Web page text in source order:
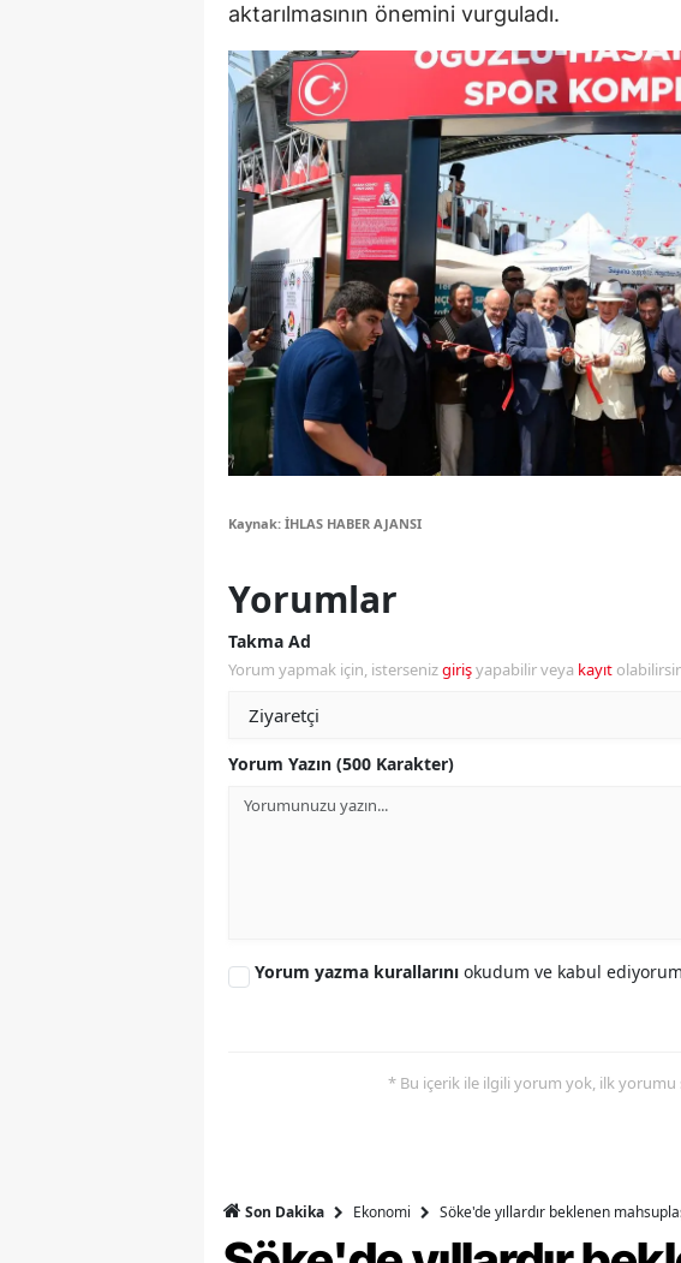
Şanlıurfa
Uşak
Yozgat
Zonguldak
Aksaray
Bayburt
Karaman
Kırıkkale
Ardahan
Düzce
aktarılmasının önemini vurguladı.
Kaynak: İHLAS HABER AJANSI
Yorumlar
Takma Ad
Yorum yapmak için, istersenizgirişyapabilir veya kayıt
Yorum Yazın (500 Karakter)
Yorum yazma kurallarını okudum ve kabul ediyorum
* Bu içerik ile ilgili yorum yok, ilk yorumu
Son Dakika Ekonomi Söke'de yıllardır beklenen